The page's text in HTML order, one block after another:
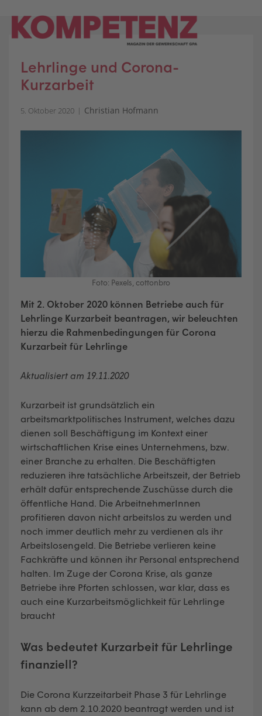
content
Lehrlinge und Corona-
Kurzarbeit
5. Oktober 2020 Christian Hofmann
Foto: Pexels, cottonbro
Mit 2. Oktober 2020 können Betriebe auch für
Lehrlinge Kurzarbeit beantragen, wir beleuchten
hierzu die Rahmenbedingungen für Corona
Kurzarbeit für Lehrlinge
Aktualisiert am 19.11.2020
Kurzarbeit ist grundsätzlich ein
arbeitsmarktpolitisches Instrument, welches dazu
dienen soll Beschäftigung im Kontext einer
wirtschaftlichen Krise eines Unternehmens, bzw.
einer Branche zu erhalten. Die Beschäftigten
reduzieren ihre tatsächliche Arbeitszeit, der Betrieb
erhält dafür entsprechende Zuschüsse durch die
öffentliche Hand. Die ArbeitnehmerInnen
profitieren davon nicht arbeitslos zu werden und
noch immer deutlich mehr zu verdienen als ihr
Arbeitslosengeld. Die Betriebe verlieren keine
Fachkräfte und können ihr Personal entsprechend
halten. Im Zuge der Corona Krise, als ganze
Betriebe ihre Pforten schlossen, war klar, dass es
auch eine Kurzarbeitsmöglichkeit für Lehrlinge
braucht
Was bedeutet Kurzarbeit für Lehrlinge
finanziell?
Die Corona Kurzzeitarbeit Phase 3 für Lehrlinge
kann ab dem 2.10.2020 beantragt werden und ist